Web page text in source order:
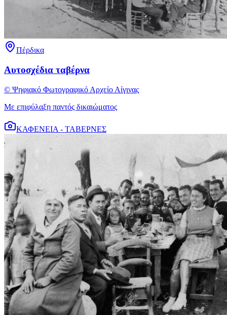
Πέρδικα
Αυτοσχέδια ταβέρνα
© Ψηφιακό Φωτογραφικό Αρχείο Αίγινας
Με επιφύλαξη παντός δικαιώματος
ΚΑΦΕΝΕΙΑ - ΤΑΒΕΡΝΕΣ